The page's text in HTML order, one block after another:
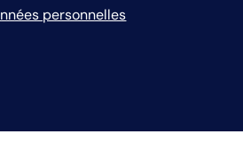
personnelles